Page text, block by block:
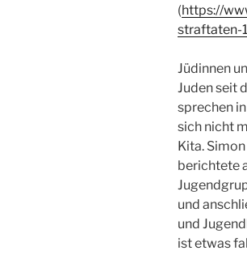
(https://
straftaten-
Jüdinnen
Juden seit
sprechen
sich nicht
Kita.
berichtete
und
und
ist etwas